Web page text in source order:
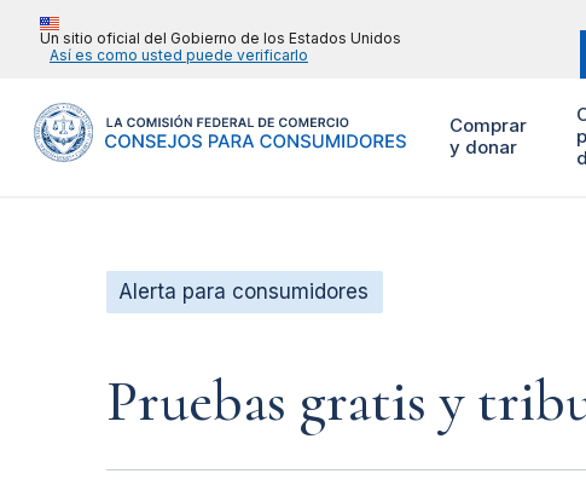
Un sitio oficial del Gobierno de los Estados Unidos
Así es como usted puede verificarlo
Comprar
y donar
Alerta para consumidores
Pruebas gratis y